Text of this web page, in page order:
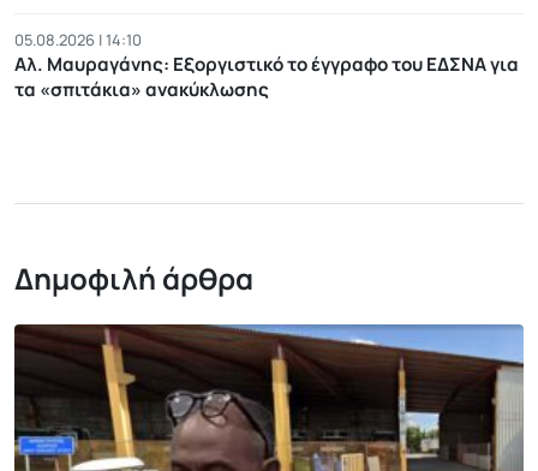
05.08.2026 | 14:10
Αλ. Μαυραγάνης: Εξοργιστικό το έγγραφο του ΕΔΣΝΑ για
τα «σπιτάκια» ανακύκλωσης
Δημοφιλή άρθρα